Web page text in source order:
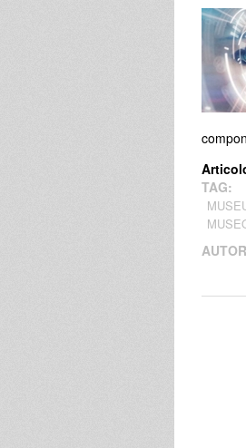
TAG: